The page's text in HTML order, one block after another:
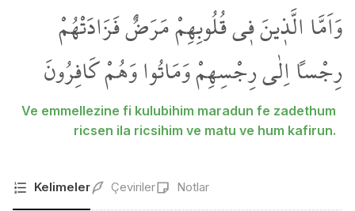
وَاَمَّا الَّذ۪ينَ ف۪ي قُلُوبِهِمْ مَرَضٌ فَزَادَتْهُمْ
رِجْساً اِلٰى رِجْسِهِمْ وَمَاتُوا وَهُمْ كَافِرُونَ
Ve emmellezine fi kulubihim maradun fe zadethum
ricsen ila ricsihim ve matu ve hum kafirun.
Kelimeler Çeviriler Notlar